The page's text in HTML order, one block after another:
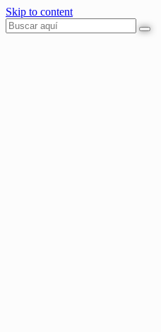
Skip to content